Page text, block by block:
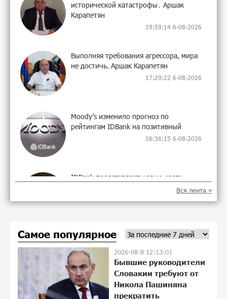
исторической катастрофы․ Аршак
Карапетян
19:59:14 6-08-2026
Выполняя требования агрессора, мира
не достичь. Аршак Карапетян
17:29:22 6-08-2026
Moody’s изменило прогноз по
рейтингам IDBank на позитивный
16:36:15 6-08-2026
IDBank представляет новую карту
Mastercard World с преимуществами для
Ucom и FPWC обеспечат
круглосуточный мониторинг дикой
природы в Гнишике с помощью
солнечной энергии
14:53:48 5-08-2026
Вся лента »
Самое популярное
2026-08-8 12:13:01
Бывшие руководители
Словакии требуют от
Никола Пашиняна
прекратить